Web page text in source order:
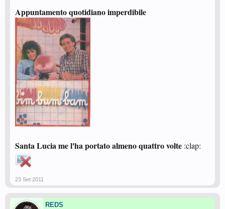
Appuntamento quotidiano imperdibile
Santa Lucia me l'ha portato almeno quattro volte :clap:
23 Set 2011
REDS